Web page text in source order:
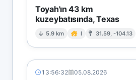
Toyah'ın 43 km
kuzeybatısında, Texas
5.9 km I 31.59, -104.13
13:56:32 05.08.2026